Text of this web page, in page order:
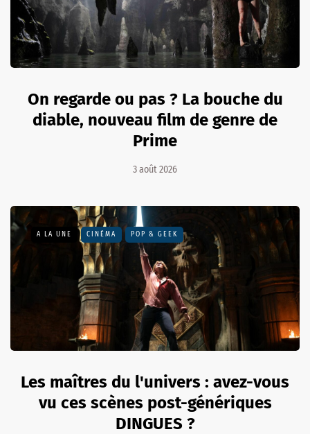
On regarde ou pas ? La bouche du
diable, nouveau film de genre de
Prime
3 août 2026
A LA UNE CINÉMA POP & GEEK
Les maîtres du l'univers : avez-vous
vu ces scènes post-génériques
DINGUES ?